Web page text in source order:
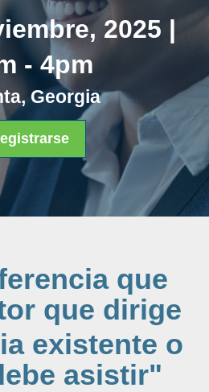
2025 |
- 4pm
Georgia
que
que dirige
existente o
asistir"